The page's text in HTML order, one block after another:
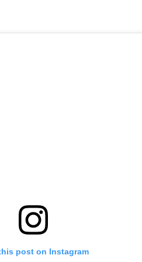
post on Instagram